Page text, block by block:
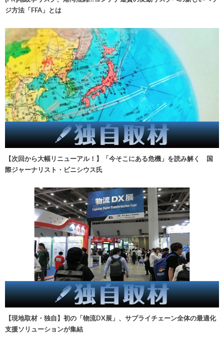
ジ方法「FFA」とは
【次回から大幅リニューアル！】「今そこにある危機」を読み解く 国
際ジャーナリスト・ビニシウス氏
【現地取材・独自】初の「物流DX展」、サプライチェーン全体の最適化
支援ソリューションが集結